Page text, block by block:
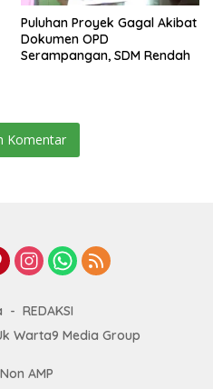
Puluhan Proyek Gagal Akibat
Dokumen OPD
Serampangan, SDM Rendah
Komentar
REDAKSI
Warta9 Media Group
AMP